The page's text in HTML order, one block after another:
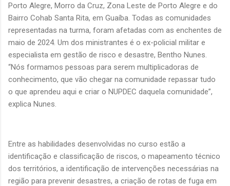
Porto Alegre, Morro da Cruz, Zona Leste de Porto Alegre e do
Bairro Cohab Santa Rita, em Guaíba. Todas as comunidades
representadas na turma, foram afetadas com as enchentes de
maio de 2024. Um dos ministrantes é o ex-policial militar e
especialista em gestão de risco e desastre, Bentho Nunes.
“Nós formamos pessoas para serem multiplicadoras de
conhecimento, que vão chegar na comunidade repassar tudo
o que aprendeu aqui e criar o NUPDEC daquela comunidade”,
explica Nunes.
Entre as habilidades desenvolvidas no curso estão a
identificação e classificação de riscos, o mapeamento técnico
dos territórios, a identificação de intervenções necessárias na
região para prevenir desastres, a criação de rotas de fuga em